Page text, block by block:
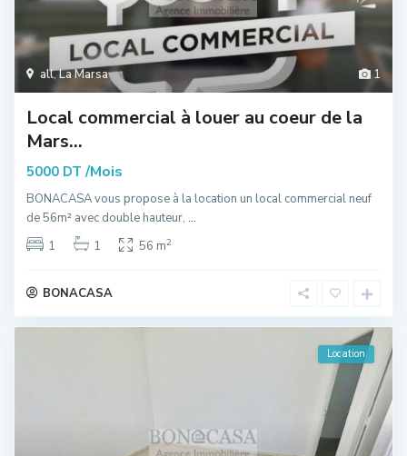
1
all,La Marsa
Local commercial à louer au coeur de la
Mars...
5000 DT /Mois
BONACASA vous propose à la location un local commercial neuf
de 56m² avec double hauteur, ...
1
1 56 m2
BONACASA
Location